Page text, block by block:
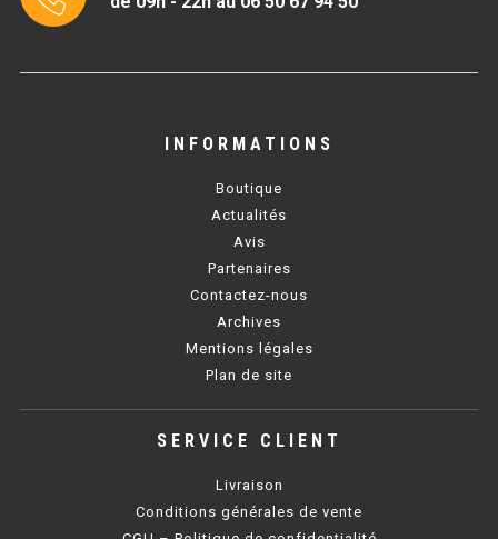
CHAUFFE FRITES SÉRIE UOC
CHAUFFE FRITES 600 ÉLECTRIQUE
CHAUFFE FRITES 700 ÉLECTRIQUE
PLAQUE DE CUISSON
PLAQUE SÉRIE UOC
INFORMATIONS
Boutique
Actualités
Avis
Partenaires
Contactez-nous
Archives
Mentions légales
Plan de site
SERVICE CLIENT
Livraison
Conditions générales de vente